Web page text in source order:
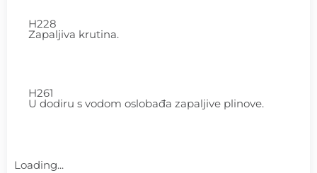
H228
Zapaljiva krutina.
H261
U dodiru s vodom oslobađa zapaljive plinove.
Loading...